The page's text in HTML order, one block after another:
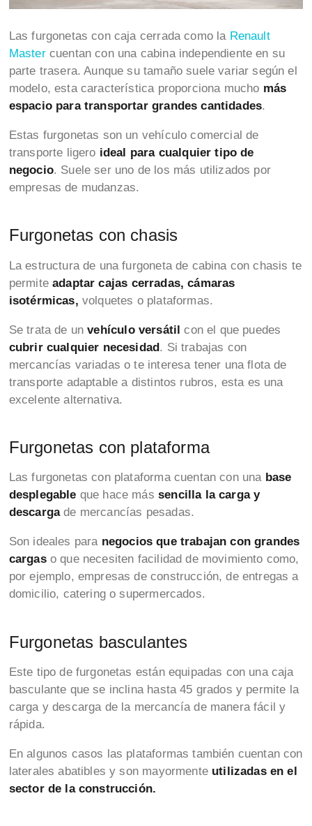
Las furgonetas con caja cerrada como la Renault
Mastercuentan con una cabina independiente en su
parte trasera. Aunque su tamaño suele variar según el
modelo, esta característica proporciona mucho más
espacio para transportar grandes cantidades.
Estas furgonetas son un vehículo comercial de
transporte ligero ideal para cualquier tipo de
negocio. Suele ser uno de los más utilizados por
empresas de mudanzas.
Furgonetas con chasis
La estructura de una furgoneta de cabina con chasis te
permiteadaptar cajas cerradas, cámaras
isotérmicas, volquetes o plataformas.
Se trata de unvehículo versátilcon el que puedes
cubrir cualquier necesidad. Si trabajas con
mercancías variadas o te interesa tener una flota de
transporte adaptable a distintos rubros, esta es una
excelente alternativa.
Furgonetas con plataforma
Las furgonetas con plataforma cuentan con unabase
desplegable que hace más sencilla la carga y
descargade mercancías pesadas.
Son ideales paranegocios que trabajan con grandes
cargaso que necesiten facilidad de movimiento como,
por ejemplo, empresas de construcción, de entregas a
domicilio, catering o supermercados.
Furgonetas basculantes
Este tipo de furgonetas están equipadas con una caja
basculante que se inclina hasta 45 grados y permite la
carga y descarga de la mercancía de manera fácil y
rápida.
En algunos casos las plataformas también cuentan con
laterales abatibles y son mayormenteutilizadas en el
sector de la construcción.